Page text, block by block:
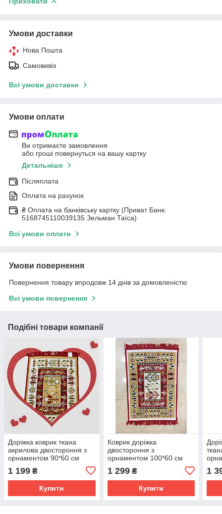
Умови доставки
Нова Пошта
Самовивіз
Всі умови доставки
Умови оплати
Ви отримаєте замовлення
або гроші повернуться на вашу картку
Детальніше
Післяплата
Оплата на рахунок
₴ Оплата на банківську картку (Приват Банк:
5168745110039135 Зельман Таїса)
Всі умови оплати
Умови повернення
Повернення товару впродовж 14 днів за домовленістю
Всі умови повернення
Подібні товари компанії
Доріжка коврик ткана
акрилова двостороння з
орнаментом 90*60 см
1 199 ₴
Купити
Коврик доріжка
двостороння з
орнаментом 100*60 см
1 299₴
Купити
1